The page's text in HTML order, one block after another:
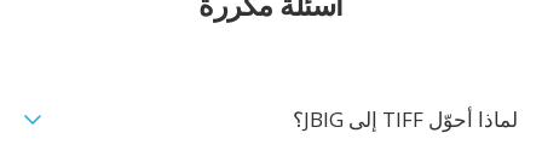
لماذا أحوّل TIFF إلى JBIG؟